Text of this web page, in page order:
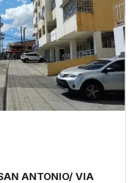
ANTONIO/ VIA